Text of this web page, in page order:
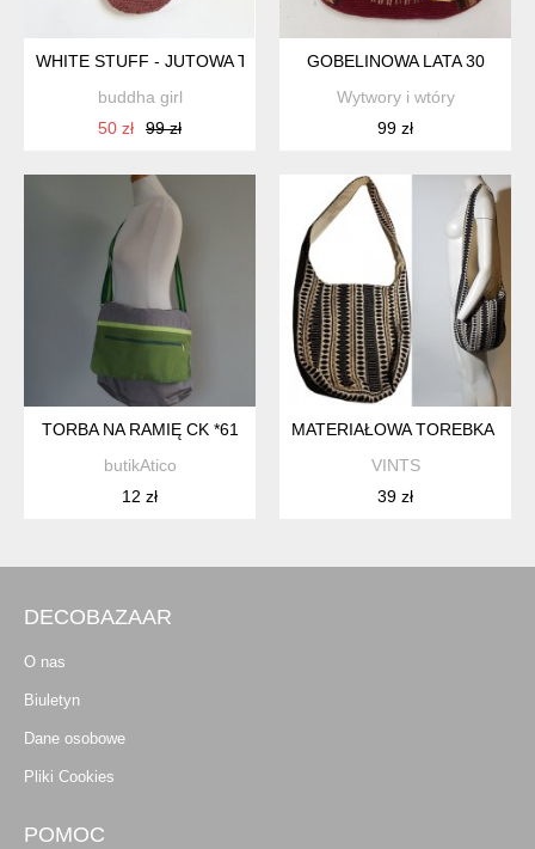
WHITE STUFF - JUTOWA TOREBKA - BOHO
buddha girl
50 zł
99 zł
GOBELINOWA LATA 30
Wytwory i wtóry
99 zł
TORBA NA RAMIĘ CK *61
butikAtico
12 zł
MATERIAŁOWA TOREBKA
VINTS
39 zł
DECOBAZAAR
O nas
Biuletyn
Dane osobowe
Pliki Cookies
POMOC